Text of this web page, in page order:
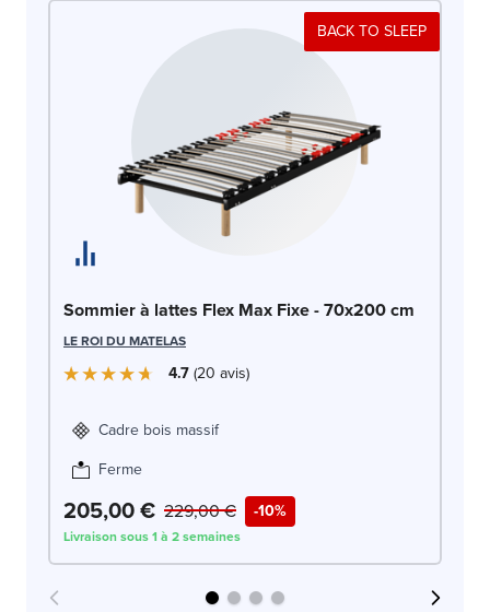
BACK TO SLEEP
Sommier à lattes Flex Max Fixe - 70x200 cm
LE ROI DU MATELAS
4.7 20 avis
Cadre bois massif
Ferme
205,00 € -10%
229,00 €
Livraison sous 1 à 2 semaines